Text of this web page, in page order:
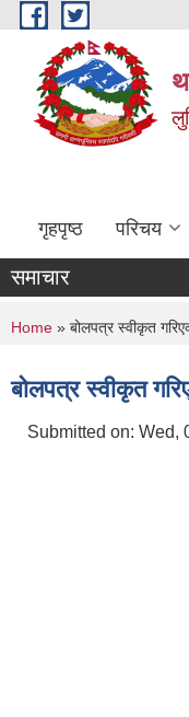
Skip to main content
गृहपृष्ठ परिचय
समाचार
You are here
Home » बोलपत्र स्वीकृत
बोलपत्र स्वीकृत
Submitted on: Wed,